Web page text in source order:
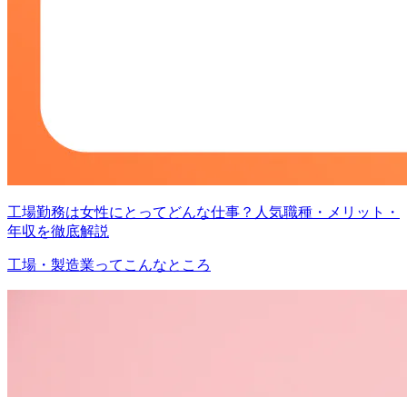
工場勤務は女性にとってどんな仕事？人気職種・メリット・
年収を徹底解説
工場・製造業ってこんなところ